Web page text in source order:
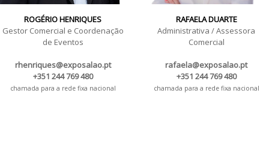
ROGÉRIO HENRIQUES
Gestor Comercial e Coordenação
de Eventos
rhenriques@exposalao.pt
+351 244 769 480
chamada para a rede fixa nacional
RAFAELA DUARTE
Administrativa / Assessora
Comercial
rafaela@exposalao.pt
+351 244 769 480
chamada para a rede fixa nacional